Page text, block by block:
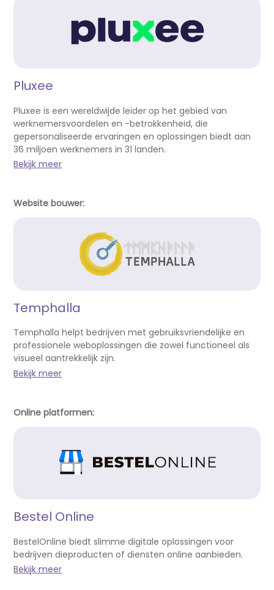
Pluxee
Pluxee is een wereldwijde leider op het gebied van
werknemersvoordelen en -betrokkenheid, die
gepersonaliseerde ervaringen en oplossingen biedt aan
36 miljoen werknemers in 31 landen.
Bekijk meer
Website bouwer:
Temphalla
Temphalla helpt bedrijven met gebruiksvriendelijke en
professionele weboplossingen die zowel functioneel als
visueel aantrekkelijk zijn.
Bekijk meer
Online platformen:
Bestel Online
BestelOnline biedt slimme digitale oplossingen voor
bedrijven dieproducten of diensten online aanbieden.
Bekijk meer